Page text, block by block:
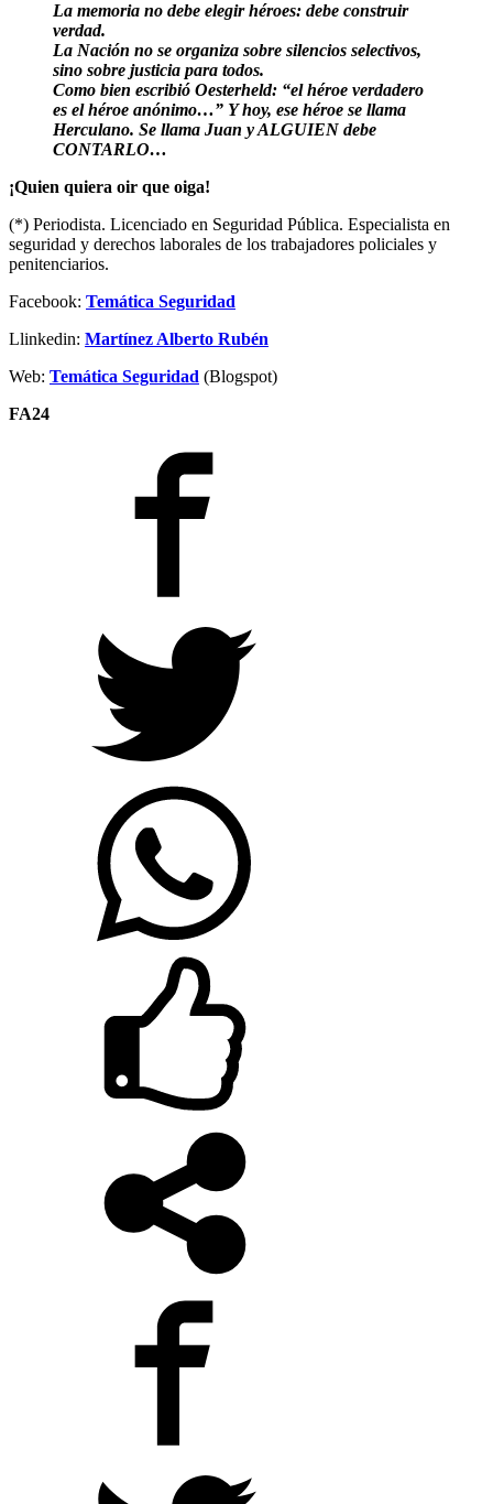
La memoria no debe elegir héroes: debe construir
verdad.
La Nación no se organiza sobre silencios selectivos,
sino sobre justicia para todos.
Como bien escribió Oesterheld: “el héroe verdadero
es el héroe anónimo…” Y hoy, ese héroe se llama
Herculano. Se llama Juan y ALGUIEN debe
CONTARLO…
¡Quien quiera oir que oiga!
(*) Periodista. Licenciado en Seguridad Pública. Especialista en
seguridad y derechos laborales de los trabajadores policiales y
penitenciarios.
Facebook: Temática Seguridad
Llinkedin: Martínez Alberto Rubén
Web: Temática Seguridad (Blogspot)
FA24